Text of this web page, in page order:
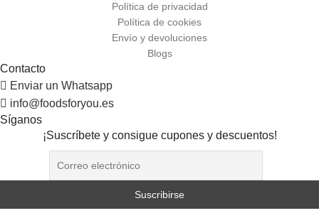
Política de privacidad
Política de cookies
Envío y devoluciones
Blogs
Contacto
Enviar un Whatsapp
info@foodsforyou.es
Síganos
¡Suscríbete y consigue cupones y descuentos!